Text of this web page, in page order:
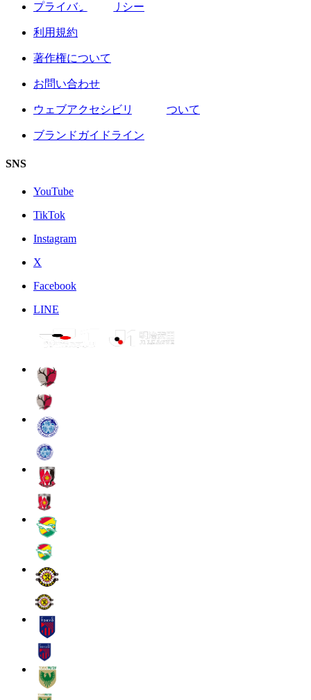
プライバシーポリシー
利用規約
著作権について
お問い合わせ
ウェブアクセシビリティについて
ブランドガイドライン
SNS
YouTube
TikTok
Instagram
X
Facebook
LINE